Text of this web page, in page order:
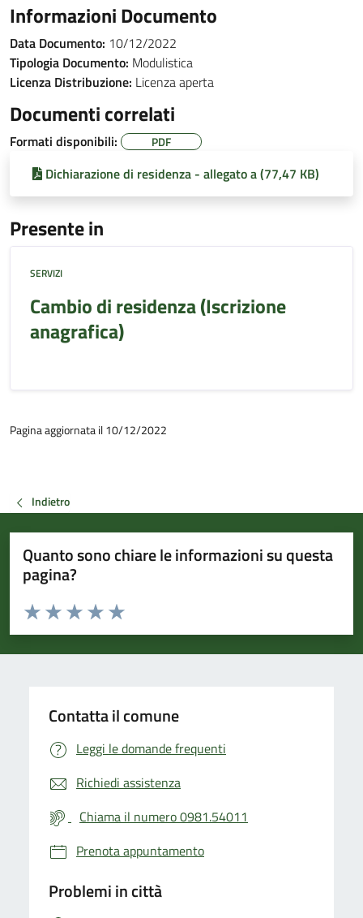
Informazioni Documento
Data Documento: 10/12/2022
Tipologia Documento: Modulistica
Licenza Distribuzione: Licenza aperta
Documenti correlati
Formati disponibili: PDF
Dichiarazione di residenza - allegato a (77,47 KB)
Presente in
SERVIZI
Cambio di residenza (Iscrizione
anagrafica)
Pagina aggiornata il 10/12/2022
Indietro
Quanto sono chiare le informazioni su questa
pagina?
Valuta da 1 a 5 stelle la pagina
Valuta 5 stelle su 5
Valuta 4 stelle su 5
Valuta 3 stelle su 5
Valuta 2 stelle su 5
Valuta 1 stelle su 5
Contatta il comune
Leggi le domande frequenti
Richiedi assistenza
Chiama il numero 0981.54011
Prenota appuntamento
Problemi in città